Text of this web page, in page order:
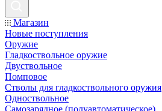
Магазин
Новые поступления
Оружие
Гладкоствольное оружие
Двуствольное
Помповое
Стволы для гладкоствольного оружия
Одноствольное
Самозарядное (полуавтоматическое)